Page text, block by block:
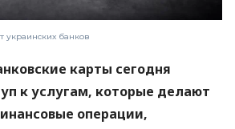
украинских банков
карты сегодня
к услугам, которые делают
операции,